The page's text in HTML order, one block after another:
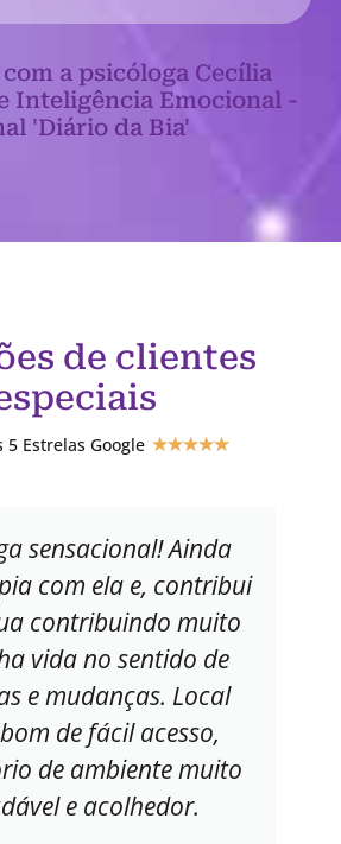
a psicóloga Cecília
Inteligência Emocional -
'Diário da Bia'
de clientes
5 Estrelas Google ★★★★★
sensacional! Ainda
com ela e, contribui
contribuindo muito
vida no sentido de
e mudanças. Local
de fácil acesso,
de ambiente muito
e acolhedor.